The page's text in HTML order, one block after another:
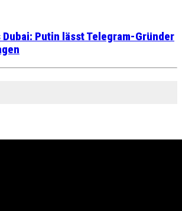
Putin lässt Telegram-Gründer